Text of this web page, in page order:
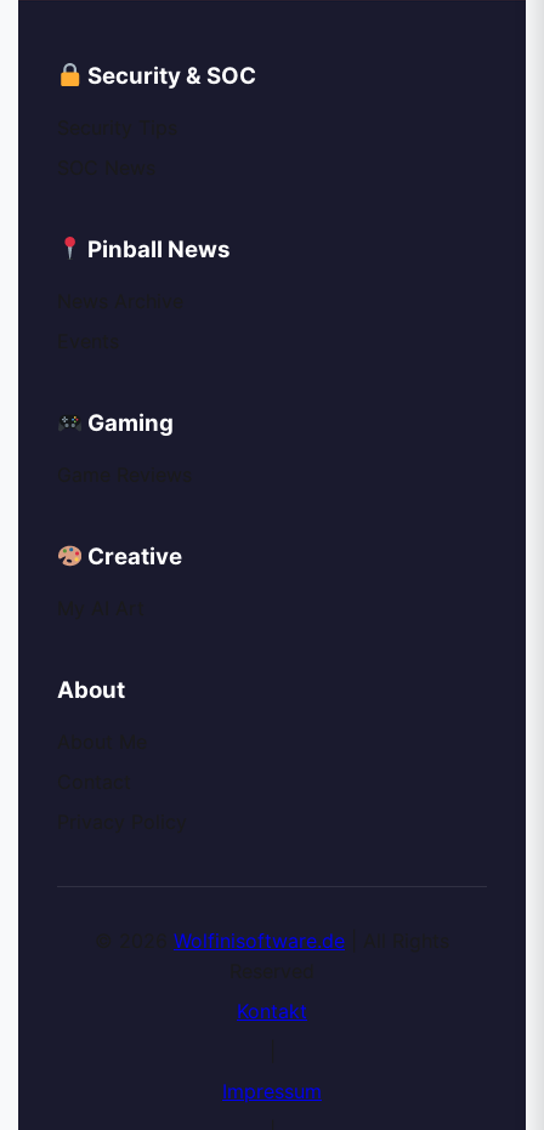
Security & SOC
Pinball News
Gaming
Creative
About
Wolfinisoftware.de
Kontakt
Impressum